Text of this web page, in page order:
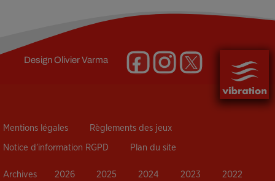
DesignOlivier Varma
Mentions légales Règlements des jeux
Notice d’information RGPD Plan du site
Archives 2026 2025 2024 2023 2022